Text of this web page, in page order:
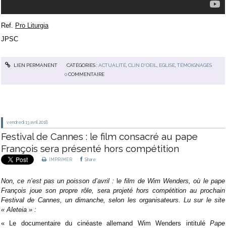
Ref.
Pro Liturgia
JPSC
LIEN PERMANENT CATÉGORIES :ACTUALITÉ, CLIN D'OEIL EGLISE,TÉMOIGNAGES
0 COMMENTAIRE
vendredi 13 avril 2018
Festival de Cannes : le film consacré au pape
François sera présenté hors compétition
IMPRIMER Share
Non, ce n’est pas un poisson d’avril : le film de Wim Wenders, où le pape
François joue son propre rôle, sera projeté hors compétition au prochain
Festival de Cannes, un dimanche, selon les organisateurs. Lu sur le site
« Aleteia » :
« Le documentaire du cinéaste allemand Wim Wenders intitulé Pape